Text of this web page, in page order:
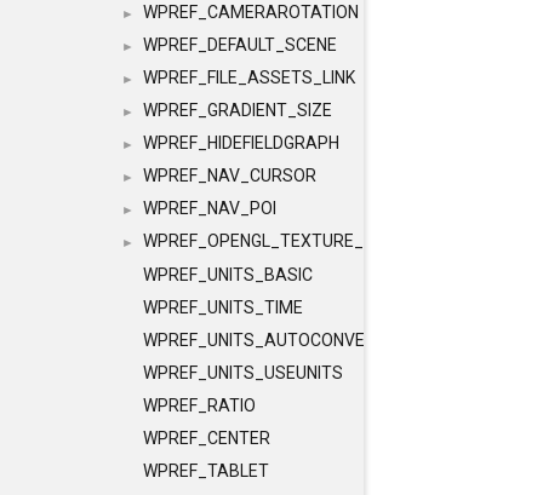
► WPREF_CAMERAROTATION
► WPREF_DEFAULT_SCENE
► WPREF_FILE_ASSETS_LINK
► WPREF_GRADIENT_SIZE
► WPREF_HIDEFIELDGRAPH
► WPREF_NAV_CURSOR
► WPREF_NAV_POI
►
WPREF_OPENGL_TEXTURE_FILTERING
WPREF_UNITS_BASIC
WPREF_UNITS_TIME
WPREF_UNITS_AUTOCONVERT
WPREF_UNITS_USEUNITS
WPREF_RATIO
WPREF_CENTER
WPREF_TABLET